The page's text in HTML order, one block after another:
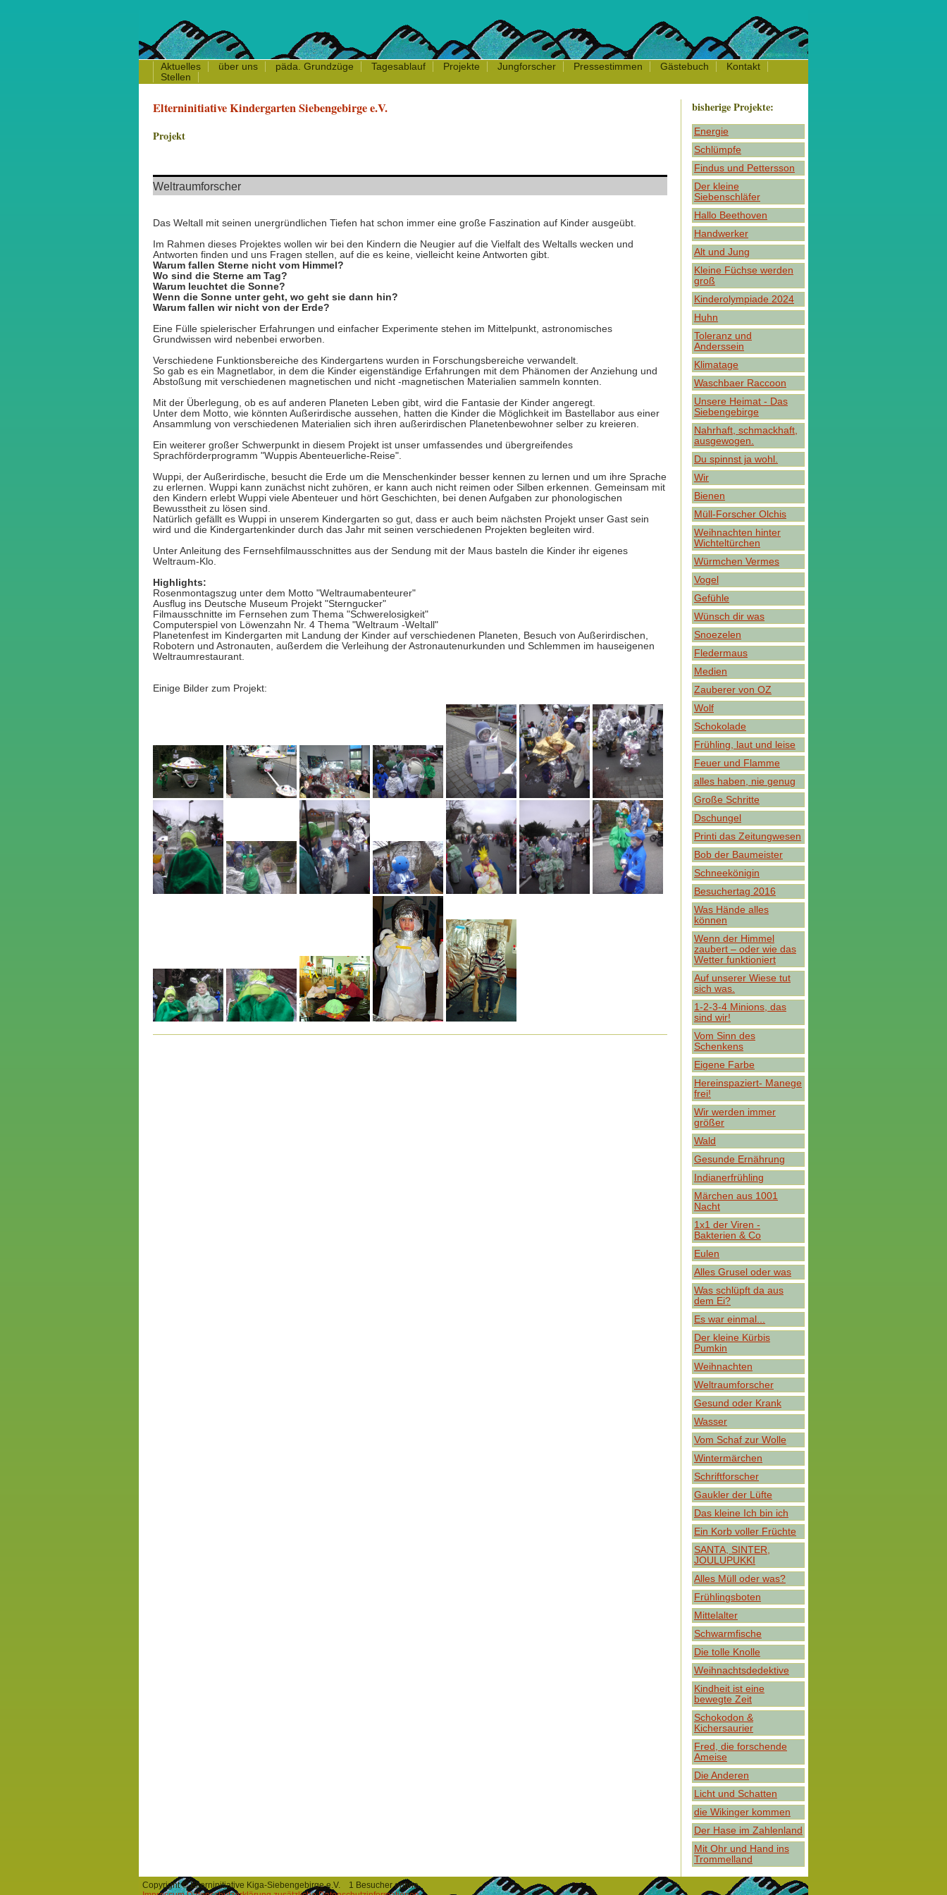
Aktuelles über uns päda. Grundzüge Tagesablauf Projekte Jungforscher Pressestimmen Gästebuch
Kontakt
Stellen
bisherige Projekte:
Energie
Schlümpfe
Findus und Pettersson
Der kleine
Siebenschläfer
Hallo Beethoven
Handwerker
Alt und Jung
Kleine Füchse werden
groß
Kinderolympiade 2024
Huhn
Toleranz und
Anderssein
Klimatage
Waschbaer Raccoon
Unsere Heimat - Das
Siebengebirge
Nahrhaft, schmackhaft,
ausgewogen.
Du spinnst ja wohl.
Wir
Bienen
Müll-Forscher Olchis
Weihnachten hinter
Wichteltürchen
Würmchen Vermes
Vogel
Gefühle
Wünsch dir was
Snoezelen
Fledermaus
Medien
Zauberer von OZ
Wolf
Schokolade
Frühling, laut und leise
Feuer und Flamme
alles haben, nie genug
Große Schritte
Dschungel
Printi das Zeitungwesen
Bob der Baumeister
Schneekönigin
Besuchertag 2016
Was Hände alles
können
Wenn der Himmel
zaubert – oder wie das
Wetter funktioniert
Auf unserer Wiese tut
sich was.
1-2-3-4 Minions, das
sind wir!
Vom Sinn des
Schenkens
Eigene Farbe
Hereinspaziert- Manege
frei!
Wir werden immer
größer
Wald
Gesunde Ernährung
Indianerfrühling
Märchen aus 1001
Nacht
1x1 der Viren -
Bakterien & Co
Eulen
Alles Grusel oder was
Was schlüpft da aus
dem Ei?
Es war einmal...
Der kleine Kürbis
Pumkin
Weihnachten
Weltraumforscher
Gesund oder Krank
Wasser
Vom Schaf zur Wolle
Wintermärchen
Schriftforscher
Gaukler der Lüfte
Das kleine Ich bin ich
Ein Korb voller Früchte
SANTA, SINTER,
JOULUPUKKI
Alles Müll oder was?
Frühlingsboten
Mittelalter
Schwarmfische
Die tolle Knolle
Weihnachtsdedektive
Kindheit ist eine
bewegte Zeit
Schokodon &
Kichersaurier
Fred, die forschende
Ameise
Die Anderen
Licht und Schatten
die Wikinger kommen
Der Hase im Zahlenland
Mit Ohr und Hand ins
Trommelland
Elterninitiative Kindergarten Siebengebirge e.V.
Projekt
Weltraumforscher
Das Weltall mit seinen unergründlichen Tiefen hat schon immer eine große Faszination auf Kinder ausgeübt.
Im Rahmen dieses Projektes wollen wir bei den Kindern die Neugier auf die Vielfalt des Weltalls wecken und
Antworten finden und uns Fragen stellen, auf die es keine, vielleicht keine Antworten gibt.
Warum fallen Sterne nicht vom Himmel?
Wo sind die Sterne am Tag?
Warum leuchtet die Sonne?
Wenn die Sonne unter geht, wo geht sie dann hin?
Warum fallen wir nicht von der Erde?
Eine Fülle spielerischer Erfahrungen und einfacher Experimente stehen im Mittelpunkt, astronomisches
Grundwissen wird nebenbei erworben.
Verschiedene Funktionsbereiche des Kindergartens wurden in Forschungsbereiche verwandelt.
So gab es ein Magnetlabor, in dem die Kinder eigenständige Erfahrungen mit dem Phänomen der Anziehung und
Abstoßung mit verschiedenen magnetischen und nicht -magnetischen Materialien sammeln konnten.
Mit der Überlegung, ob es auf anderen Planeten Leben gibt, wird die Fantasie der Kinder angeregt.
Unter dem Motto, wie könnten Außerirdische aussehen, hatten die Kinder die Möglichkeit im Bastellabor aus einer
Ansammlung von verschiedenen Materialien sich ihren außerirdischen Planetenbewohner selber zu kreieren.
Ein weiterer großer Schwerpunkt in diesem Projekt ist unser umfassendes und übergreifendes
Sprachförderprogramm "Wuppis Abenteuerliche-Reise".
Wuppi, der Außerirdische, besucht die Erde um die Menschenkinder besser kennen zu lernen und um ihre Sprache
zu erlernen. Wuppi kann zunächst nicht zuhören, er kann auch nicht reimen oder Silben erkennen. Gemeinsam mit
den Kindern erlebt Wuppi viele Abenteuer und hört Geschichten, bei denen Aufgaben zur phonologischen
Bewusstheit zu lösen sind.
Natürlich gefällt es Wuppi in unserem Kindergarten so gut, dass er auch beim nächsten Projekt unser Gast sein
wird und die Kindergartenkinder durch das Jahr mit seinen verschiedenen Projekten begleiten wird.
Unter Anleitung des Fernsehfilmausschnittes aus der Sendung mit der Maus basteln die Kinder ihr eigenes
Weltraum-Klo.
Highlights:
Rosenmontagszug unter dem Motto "Weltraumabenteurer"
Ausflug ins Deutsche Museum Projekt "Sterngucker"
Filmausschnitte im Fernsehen zum Thema "Schwerelosigkeit"
Computerspiel von Löwenzahn Nr. 4 Thema "Weltraum -Weltall"
Planetenfest im Kindergarten mit Landung der Kinder auf verschiedenen Planeten, Besuch von Außerirdischen,
Robotern und Astronauten, außerdem die Verleihung der Astronautenurkunden und Schlemmen im hauseigenen
Weltraumrestaurant.
Einige Bilder zum Projekt:
Copyright © Elterninitiative Kiga-Siebengebirge e.V. 1 Besucher online